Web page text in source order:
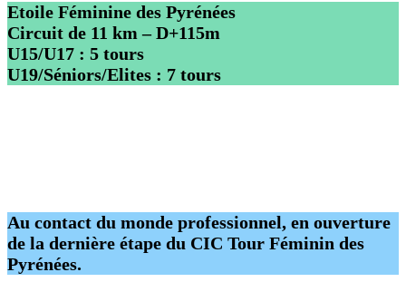
Etoile Féminine des Pyrénées
Circuit de 11 km – D+115m
U15/U17 : 5 tours
U19/Séniors/Elites : 7 tours
Au contact du monde professionnel, en ouverture
de la dernière étape du CIC Tour Féminin des
Pyrénées.